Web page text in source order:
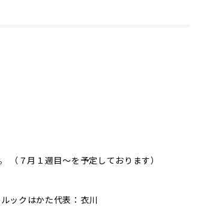
（７月１週目～を予定しております）
クはかた代表：衣川